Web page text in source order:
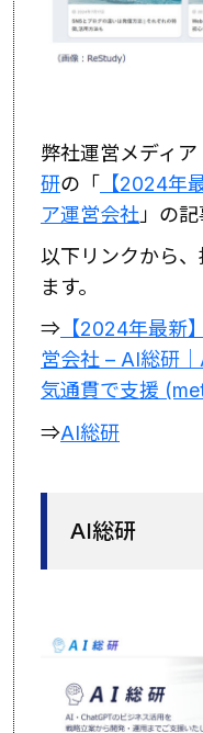
弊社運営メディ
研の「 【2024年
ア運営会社 」の
以下リンクから
ます。
⇒ 【2024年最新
営会社 – AI総研
気通貫で支援
⇒AI総研
AI総研